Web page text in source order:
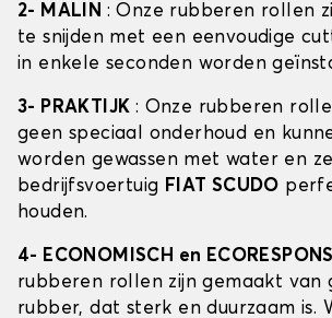
2- MALIN : Onze rubberen rollen
te snijden met een eenvoudige
in enkele seconden worden
3- PRAKTIJK : Onze rubberen
geen speciaal onderhoud en
worden gewassen met water en
bedrijfsvoertuig FIAT SCUDO
houden.
4- ECONOMISCH en
rubberen rollen zijn gemaakt van
rubber, dat sterk en duurzaam is.